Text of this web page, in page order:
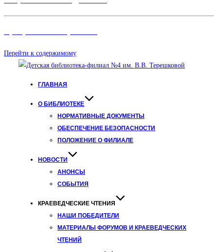
Перейти к содержимому
ГЛАВНАЯ
О БИБЛИОТЕКЕ
НОРМАТИВНЫЕ ДОКУМЕНТЫ
ОБЕСПЕЧЕНИЕ БЕЗОПАСНОСТИ
ПОЛОЖЕНИЕ О ФИЛИАЛЕ
НОВОСТИ
АНОНСЫ
СОБЫТИЯ
КРАЕВЕДЧЕСКИЕ ЧТЕНИЯ
НАШИ ПОБЕДИТЕЛИ
МАТЕРИАЛЫ ФОРУМОВ И КРАЕВЕДЧЕСКИХ
ЧТЕНИЙ